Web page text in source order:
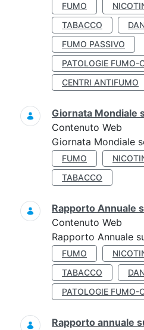
FUMO
TABACCO
FUMO PASSIVO
PATOLOGIE FUMO-
CENTRI ANTIFUMO
Giornata Mondiale
Contenuto Web
Giornata Mondiale
FUMO
TABACCO
Rapporto Annuale
Contenuto Web
Rapporto Annuale
FUMO
TABACCO
PATOLOGIE FUMO-
Rapporto annuale